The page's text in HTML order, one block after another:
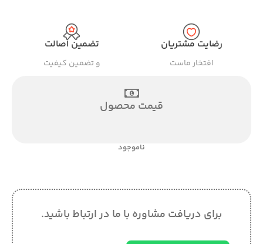
رضایت مشتریان
افتخار ماست
تضمین اصالت
و تضمین کیفیت
قیمت محصول
ناموجود
برای دریافت مشاوره با ما در ارتباط باشید.